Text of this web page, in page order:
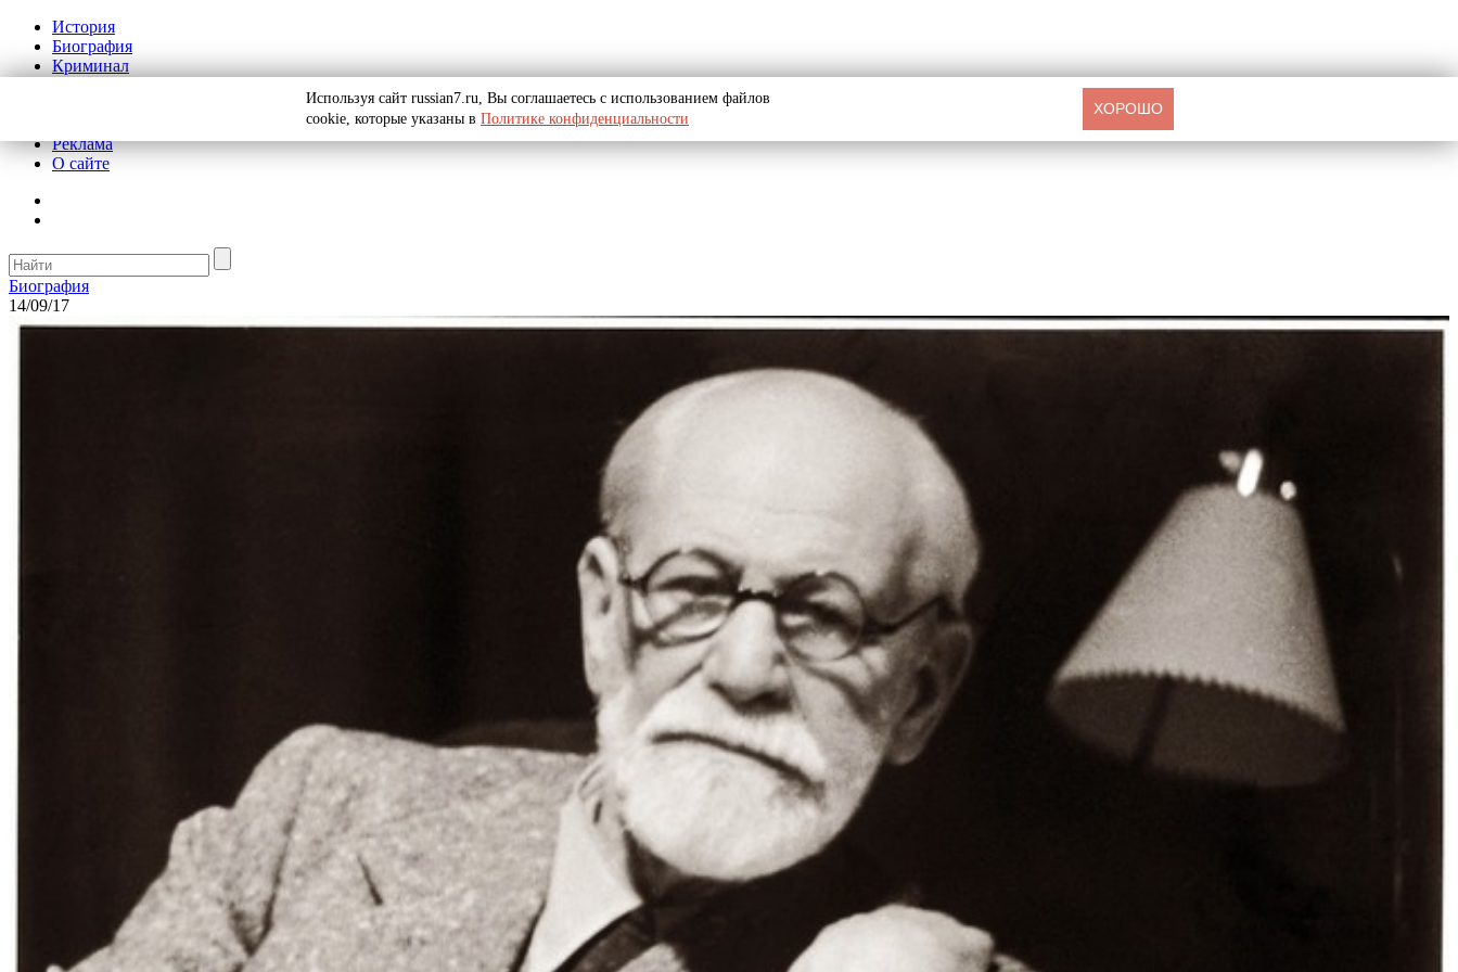
История
Биография
Криминал
Реклама
О сайте
Биография
14/09/17
Используя сайт russian7.ru, Вы соглашаетесь с использованием файлов
cookie, которые указаны в Политике конфиденциальности
ХОРОШО